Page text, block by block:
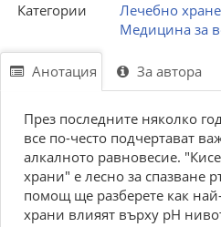
Категории
Лечебно
Медицина за
Анотация За автора
През последните няколко
все по-често подчертават
алкалното равновесие.
храни" е лесно за спазване
помощ ще разберете как
храни влияят върху pH